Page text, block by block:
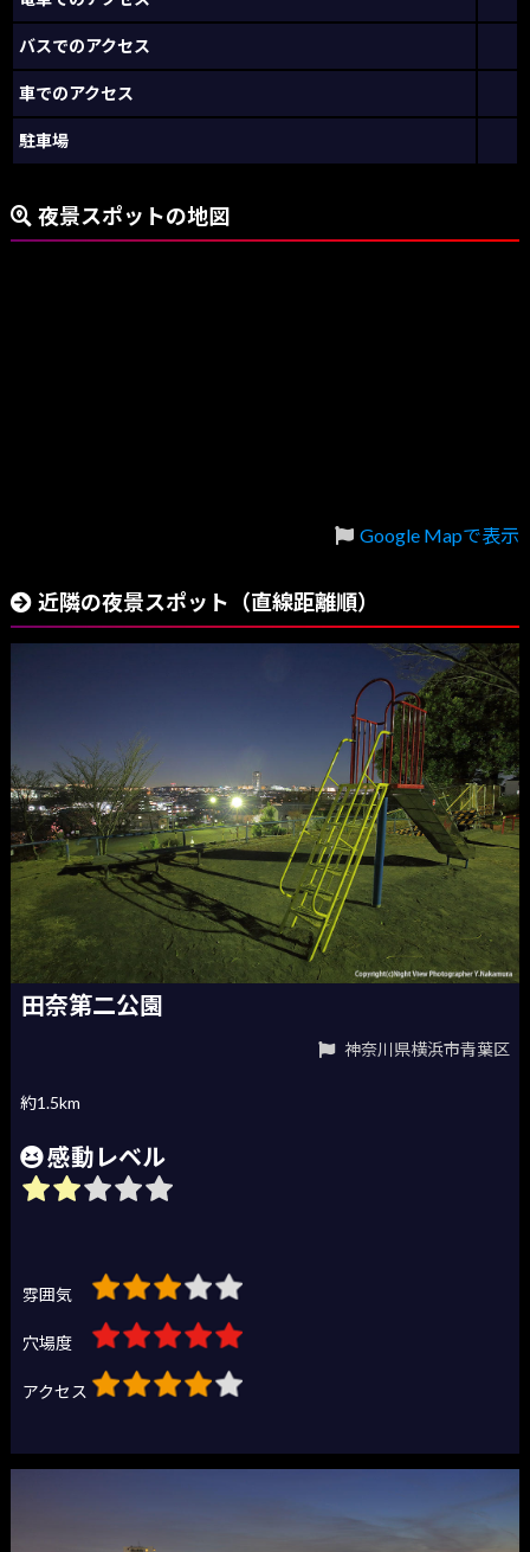
バスでのアクセス
車でのアクセス
駐車場
夜景スポットの地図
Google Mapで表示
近隣の夜景スポット（直線距離順）
田奈第二公園
神奈川県横浜市青葉区
約1.5km
感動レベル
雰囲気
穴場度
アクセス